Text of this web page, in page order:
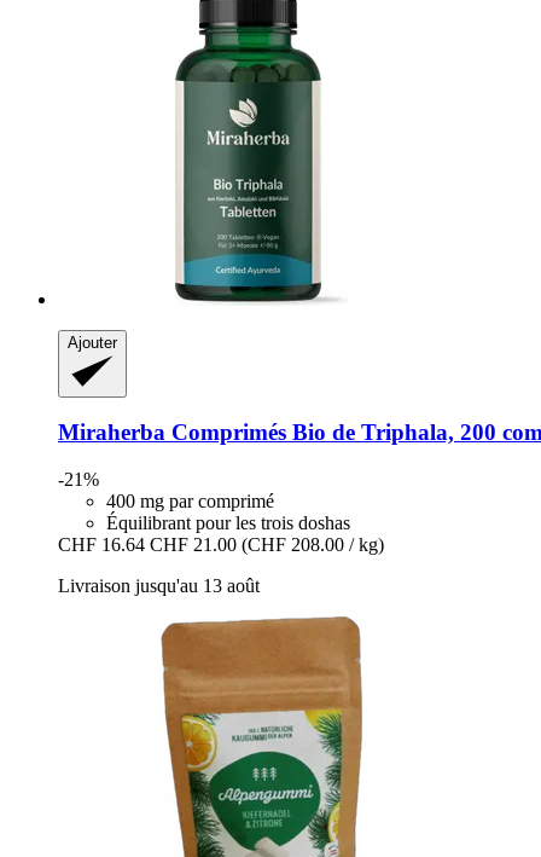
Ajouter
Miraherba Comprimés Bio de Triphala, 200
-21%
400 mg par comprimé
Équilibrant pour les trois doshas
CHF 16.64 CHF 21.00 (CHF 208.00 / kg)
Livraison jusqu'au 13 août